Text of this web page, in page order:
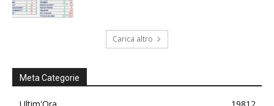
Carica altro
Meta Categorie